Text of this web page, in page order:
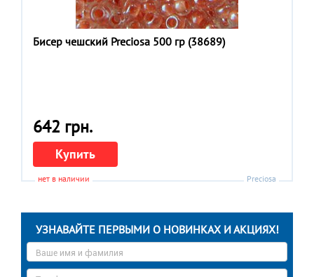
Бисер чешский Preciosa 500 гр (38689)
642 грн.
Купить
нет в наличии Preciosa
УЗНАВАЙТЕ ПЕРВЫМИ О НОВИНКАХ И АКЦИЯХ!
имя